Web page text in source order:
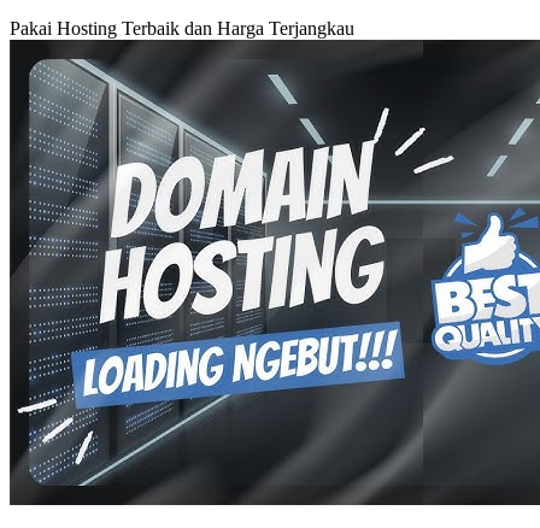
Pakai Hosting Terbaik dan Harga Terjangkau